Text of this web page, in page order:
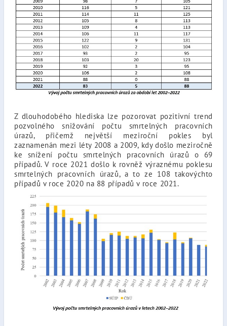
Z dlouhodobého hlediska lze pozorovat pozitivní trend
pozvolného snižování počtu smrtelných pracovních
úrazů, přičemž největší meziroční pokles byl
zaznamenán mezi léty 2008 a 2009, kdy došlo meziročně
ke snížení počtu smrtelných pracovních úrazů o 69
případů. V roce 2021 došlo k rovněž výraznému poklesu
smrtelných pracovních úrazů, a to ze 108 takovýchto
případů v roce 2020 na 88 případů v roce 2021.